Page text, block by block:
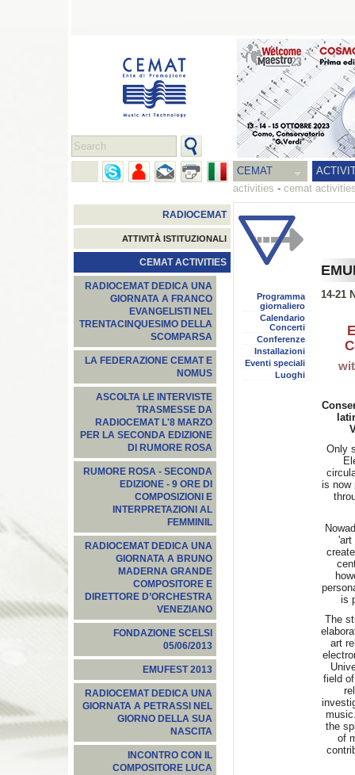
CEMAT
activities - cemat
RADIOCEMAT
ATTIVITÀ ISTITUZIONALI
CEMAT ACTIVITIES
RADIOCEMAT DEDICA UNA
GIORNATA A FRANCO
EVANGELISTI NEL
TRENTACINQUESIMO DELLA
SCOMPARSA
LA FEDERAZIONE CEMAT E
NOMUS
ASCOLTA LE INTERVISTE
TRASMESSE DA
RADIOCEMAT L'8 MARZO
PER LA SECONDA EDIZIONE
DI RUMORE ROSA
RUMORE ROSA - SECONDA
EDIZIONE - 9 ORE DI
COMPOSIZIONI E
INTERPRETAZIONI AL
FEMMINIL
RADIOCEMAT DEDICA UNA
GIORNATA A BRUNO
MADERNA GRANDE
COMPOSITORE E
DIRETTORE D’ORCHESTRA
VENEZIANO
FONDAZIONE SCELSI
05/06/2013
EMUFEST 2013
RADIOCEMAT DEDICA UNA
GIORNATA A PETRASSI NEL
GIORNO DELLA SUA
NASCITA
INCONTRO CON IL
COMPOSITORE LUCA
Programma
giornaliero
Calendario
Concerti
Conferenze
Installazioni
Eventi speciali
Luoghi
14-21
Only
is now
'art
is
The
art
field
the
of